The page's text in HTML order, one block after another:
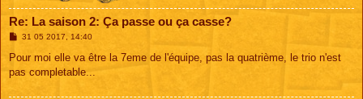
Re: La saison 2: Ça passe ou ça casse?
M
s
a
31 05 2017, 14:40
Pour moi elle va être la 7eme de l'équipe, pas la quatrième, le trio n'est
pas completable...